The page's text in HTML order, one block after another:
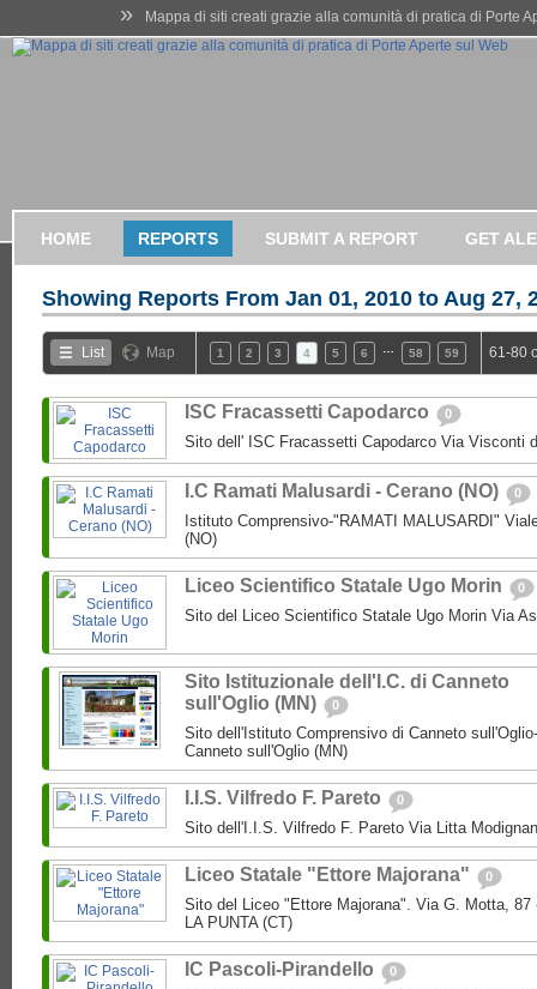
» Mappa di siti creati grazie alla comunità di pratica di Porte
HOME REPORTS SUBMIT A REPORT GET
Showing Reports From Jan 01, 2010 to Aug 27,
List Map 1 2 3 4 5 6 58 59 61-80
ISC Fracassetti Capodarco 0
Sito dell' ISC Fracassetti Capodarco Via Visconti
I.C Ramati Malusardi - Cerano (NO) 0
Istituto Comprensivo-"RAMATI MALUSARDI"
(NO)
Liceo Scientifico Statale Ugo Morin 0
Sito del Liceo Scientifico Statale Ugo Morin Via
Sito Istituzionale dell'I.C. di Canneto
sull'Oglio (MN)
0
Sito dell'Istituto Comprensivo di Canneto
Canneto sull'Oglio (MN)
I.I.S. Vilfredo F. Pareto 0
Sito dell'I.I.S. Vilfredo F. Pareto Via Litta
Liceo Statale "Ettore Majorana" 0
Sito del Liceo "Ettore Majorana". Via G. Motta, 87
LA PUNTA (CT)
IC Pascoli-Pirandello 0